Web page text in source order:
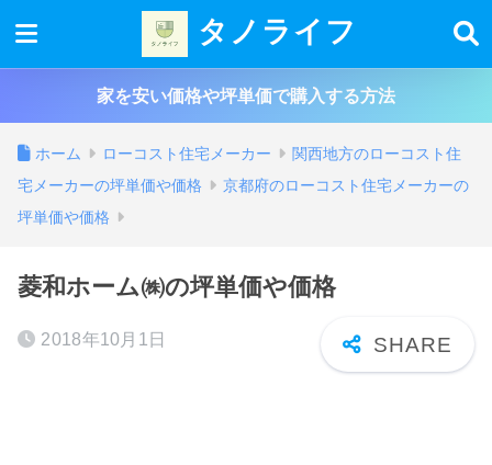
タノライフ
家を安い価格や坪単価で購入する方法
ホーム ローコスト住宅メーカー
関西地方のローコスト住
宅メーカーの坪単価や価格
京都府のローコスト住宅メーカーの
坪単価や価格
菱和ホーム㈱の坪単価や価格
2018年10月1日